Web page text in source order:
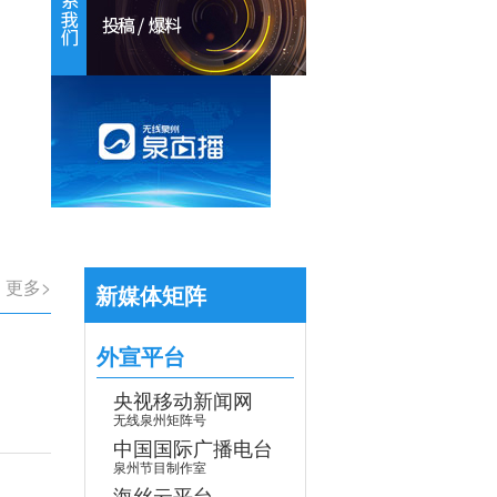
【专题】学习贯彻党的二十届四中全会
更多>
新媒体矩阵
外宣平台
央视移动新闻网
无线泉州矩阵号
中国国际广播电台
泉州节目制作室